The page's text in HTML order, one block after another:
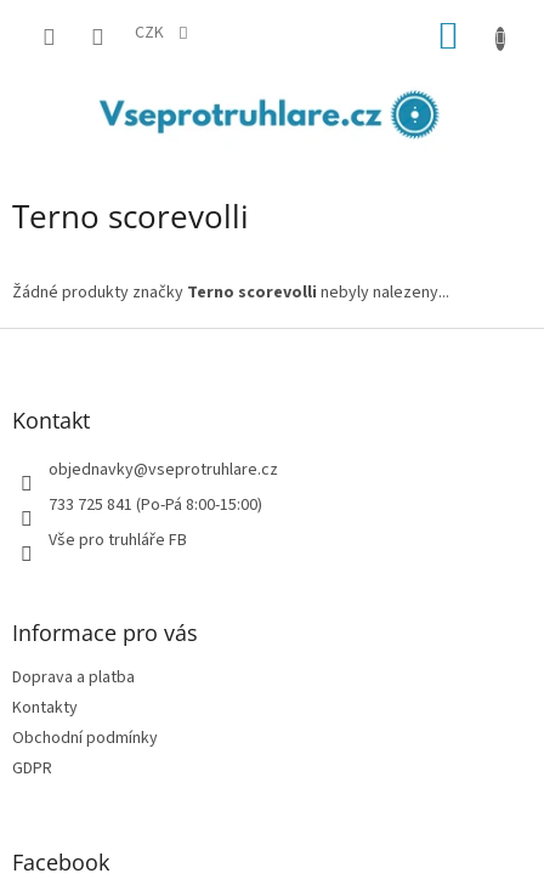
CZK
Terno scorevolli
Žádné produkty značky Terno scorevolli nebyly nalezeny...
Z
Kontakt
objednavky@vseprotruhlare.cz
733 725 841 (Po-Pá 8:00-15:00)
Vše pro truhláře FB
Informace pro vás
Doprava a platba
Kontakty
Obchodní podmínky
GDPR
Facebook